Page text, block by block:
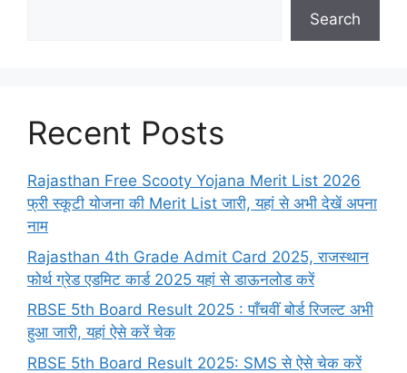
Search
Recent Posts
Rajasthan Free Scooty Yojana Merit List 2026
फ्री स्कूटी योजना की Merit List जारी, यहां से अभी देखें अपना
नाम
Rajasthan 4th Grade Admit Card 2025, राजस्थान
फोर्थ ग्रेड एडमिट कार्ड 2025 यहां से डाऊनलोड करें
RBSE 5th Board Result 2025 : पाँचवीं बोर्ड रिजल्ट अभी
हुआ जारी, यहां ऐसे करें चेक
RBSE 5th Board Result 2025: SMS से ऐसे चेक करें